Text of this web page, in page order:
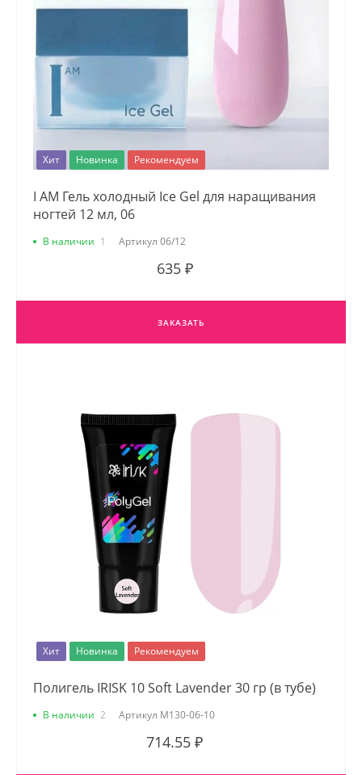
Хит Новинка Рекомендуем
I AM Гель холодный Ice Gel для наращивания
ногтей 12 мл, 06
В наличии 1 Артикул 06/12
635 ₽
ЗАКАЗАТЬ
Хит Новинка Рекомендуем
Полигель IRISK 10 Soft Lavender 30 гр (в тубе)
В наличии 2 Артикул М130-06-10
714.55 ₽